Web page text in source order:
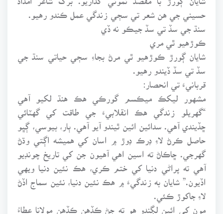
حسيني جي هن شعر تي سڄي زندگي عمل ڪندو رهيو.
سنڌ جي سڏ تي سڏ جيڪو نه ڏي
ڪوڙهيو ٿي مري
شايان ڳورڙ ڪوڙهيو ٿي مرڻ بجاءِ سڄي حياتي سنڌ جي
سڏ تي سڏ ڏيندو رهيو.
قربانيءَ تي انحصار:
مشهور ليکڪ ميڪسم گورڪي هڪ هنڌ لکيو آهي
“گهريلو زندگي هڪ انقلابيءَ جي طاقت کي گهٽائي
ڇڏيندي آهي. سدائين ائين ٿيندو آيو آهي. ٻار، بيوسي، ڳڀو
حاصل ڪرڻ لاءِ ڊرڪ ڊوڙ ۾ اسان کي هميشه اڳتي وڌڻ
گهرجي. ڇاڪاڻ ته اسين اهي آهيون جن کي تاريخ چونڊيو
آهي ته پراڻي دنيا کي ختم ڪري، هڪ نئين دنيا ويهي
اڏيون.” شايان به زندگيءَ ۾ هڪ نئين دنيا، نئين سماج اڏڻ
لاءِ جاکوڙ ڪئي.
مون کي ائين لڳندو هو ته ڄڻ ڪڏهن ڪڏهن مولانا عطاءُ